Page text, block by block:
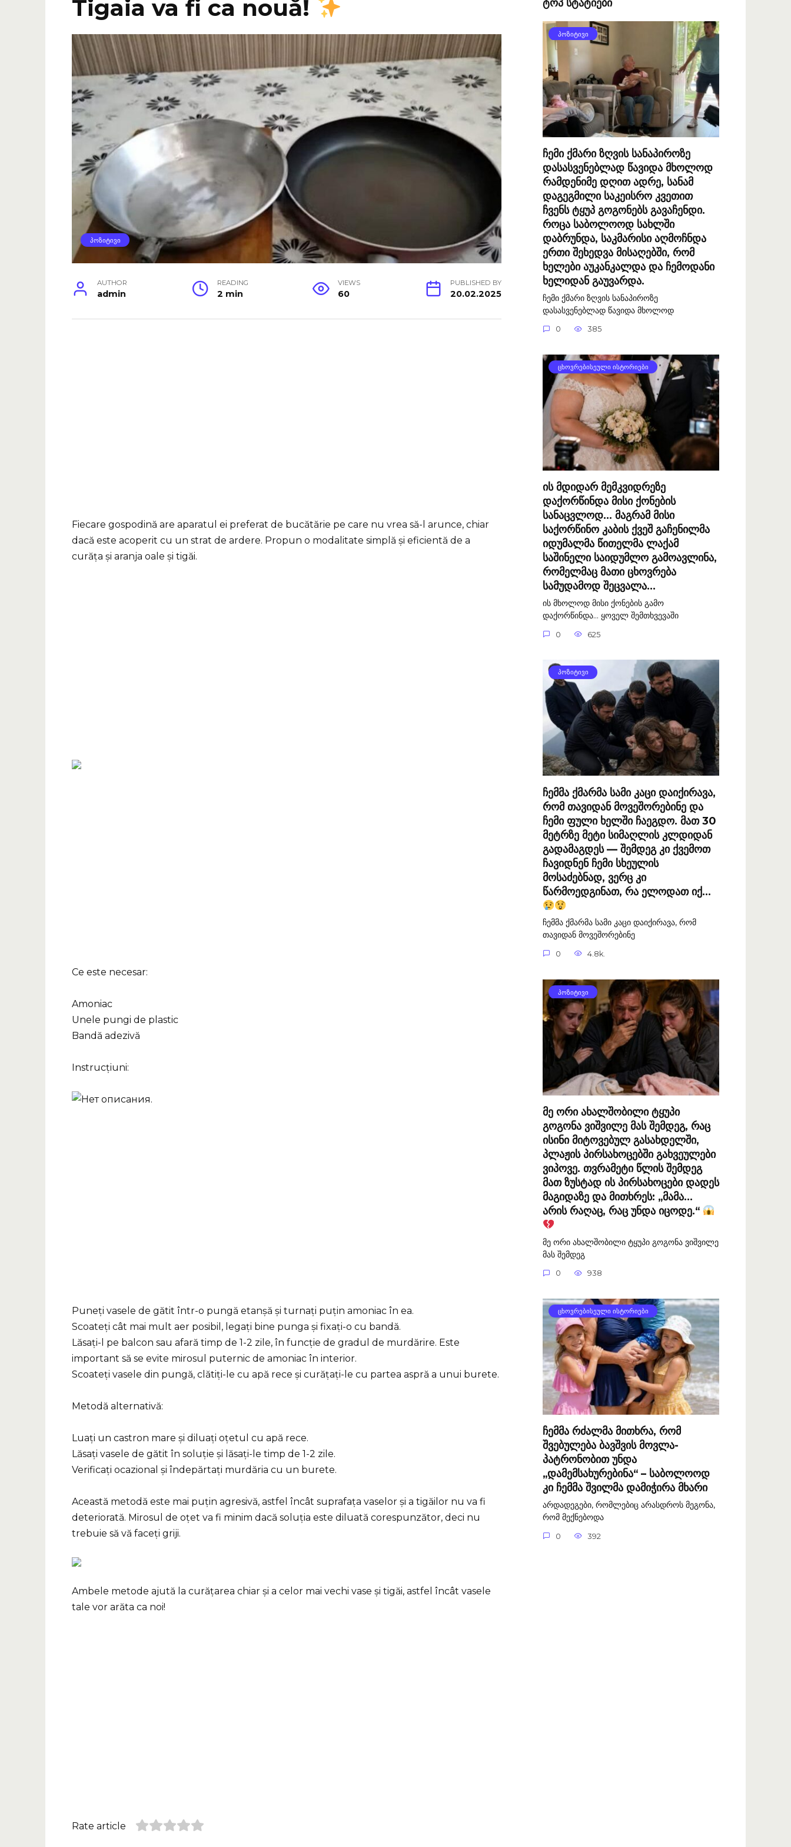
Tigaia va fi ca nouă!
ᲞᲝᲖᲘᲢᲘᲕᲘ
AUTHOR
admin
READING
2 min
VIEWS
60
PUBLISHED BY
20.02.2025
Fiecare gospodină are aparatul ei preferat de bucătărie pe care nu vrea să-l arunce, chiar
dacă este acoperit cu un strat de ardere. Propun o modalitate simplă și eficientă de a
curăța și aranja oale și tigăi.
Ce este necesar:
Amoniac
Unele pungi de plastic
Bandă adezivă
Instrucțiuni:
Puneți vasele de gătit într-o pungă etanșă și turnați puțin amoniac în ea.
Scoateți cât mai mult aer posibil, legați bine punga și fixați-o cu bandă.
Lăsați-l pe balcon sau afară timp de 1-2 zile, în funcție de gradul de murdărire. Este
important să se evite mirosul puternic de amoniac în interior.
Scoateți vasele din pungă, clătiți-le cu apă rece și curățați-le cu partea aspră a unui burete.
Metodă alternativă:
Luați un castron mare și diluați oțetul cu apă rece.
Lăsați vasele de gătit în soluție și lăsați-le timp de 1-2 zile.
Verificați ocazional și îndepărtați murdăria cu un burete.
Această metodă este mai puțin agresivă, astfel încât suprafața vaselor și a tigăilor nu va fi
deteriorată. Mirosul de oțet va fi minim dacă soluția este diluată corespunzător, deci nu
trebuie să vă faceți griji.
Ambele metode ajută la curățarea chiar și a celor mai vechi vase și tigăi, astfel încât vasele
tale vor arăta ca noi!
Rate article
ტოპ სტატიები
ᲞᲝᲖᲘᲢᲘᲕᲘ
ჩემი ქმარი ზღვის სანაპიროზე
დასასვენებლად წავიდა მხოლოდ
რამდენიმე დღით ადრე, სანამ
დაგეგმილი საკეისრო კვეთით
ჩვენს ტყუპ გოგონებს გავაჩენდი.
როცა საბოლოოდ სახლში
დაბრუნდა, საკმარისი აღმოჩნდა
ერთი შეხედვა მისაღებში, რომ
ხელები აუკანკალდა და ჩემოდანი
ხელიდან გაუვარდა.
ჩემი ქმარი ზღვის სანაპიროზე
დასასვენებლად წავიდა მხოლოდ
0 385
ᲪᲮᲝᲕᲠᲔᲑᲘᲡᲔᲣᲚᲘ ᲘᲡᲢᲝᲠᲘᲔᲑᲘ
ის მდიდარ მემკვიდრეზე
დაქორწინდა მისი ქონების
სანაცვლოდ… მაგრამ მისი
საქორწინო კაბის ქვეშ გაჩენილმა
იდუმალმა წითელმა ლაქამ
საშინელი საიდუმლო გამოავლინა,
რომელმაც მათი ცხოვრება
სამუდამოდ შეცვალა…
ის მხოლოდ მისი ქონების გამო
დაქორწინდა… ყოველ შემთხვევაში
0 625
ᲞᲝᲖᲘᲢᲘᲕᲘ
ჩემმა ქმარმა სამი კაცი დაიქირავა,
რომ თავიდან მოვეშორებინე და
ჩემი ფული ხელში ჩაეგდო. მათ 30
მეტრზე მეტი სიმაღლის კლდიდან
გადამაგდეს — შემდეგ კი ქვემოთ
ჩავიდნენ ჩემი სხეულის
მოსაძებნად, ვერც კი
წარმოედგინათ, რა ელოდათ იქ…
ჩემმა ქმარმა სამი კაცი დაიქირავა, რომ
თავიდან მოვეშორებინე
0 4.8k.
ᲞᲝᲖᲘᲢᲘᲕᲘ
მე ორი ახალშობილი ტყუპი
გოგონა ვიშვილე მას შემდეგ, რაც
ისინი მიტოვებულ გასახდელში,
პლაჟის პირსახოცებში გახვეულები
ვიპოვე. თვრამეტი წლის შემდეგ
მათ ზუსტად ის პირსახოცები დადეს
მაგიდაზე და მითხრეს: „მამა…
არის რაღაც, რაც უნდა იცოდე.“
მე ორი ახალშობილი ტყუპი გოგონა ვიშვილე
მას შემდეგ
0 938
ᲪᲮᲝᲕᲠᲔᲑᲘᲡᲔᲣᲚᲘ ᲘᲡᲢᲝᲠᲘᲔᲑᲘ
ჩემმა რძალმა მითხრა, რომ
შვებულება ბავშვის მოვლა-
პატრონობით უნდა
„დამემსახურებინა“ – საბოლოოდ
კი ჩემმა შვილმა დამიჭირა მხარი
არდადეგები, რომლებიც არასდროს მეგონა,
რომ მექნებოდა
0 392